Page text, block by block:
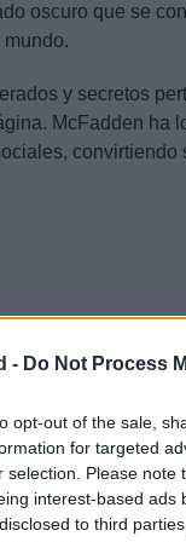
- Do Not Process
opt-out of the sale,
for targeted
selection. Please
interest-based ads
to third
oscuro que se
mundo.
y secretos
McFadden ha
convirtiendo
y guerra